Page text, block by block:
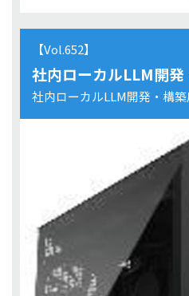
【Vol.652】
社内ローカルLLM開
社内ローカルLLM開発・構